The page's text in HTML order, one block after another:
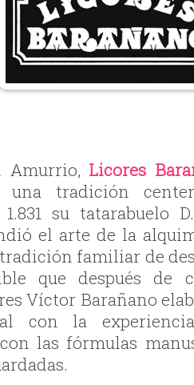
Amurrio, Licores
una tradición
su tatarabuelo
el arte de la
tradición familiar de
que después de
Víctor Barañano
con la
las fórmulas